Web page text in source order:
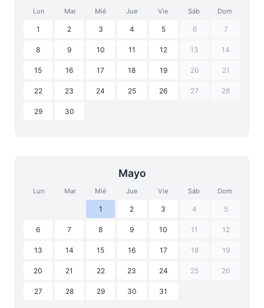
Lun Mar Mié Jue Vie Sáb Dom
1 2 3 4 5 6 7
8 9 10 11 12 13 14
15 16 17 18 19 20 21
22 23 24 25 26 27 28
29 30
Mayo
Lun Mar Mié Jue Vie Sáb Dom
1 2 3 4 5
6 7 8 9 10 11 12
13 14 15 16 17 18 19
20 21 22 23 24 25 26
27 28 29 30 31